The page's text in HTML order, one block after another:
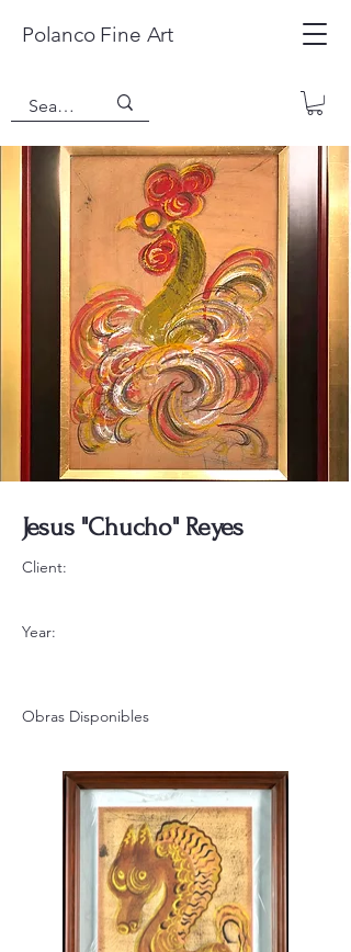
Polanco Fine Art
Jesus "Chucho" Reyes
Client:
Year:
Obras Disponibles